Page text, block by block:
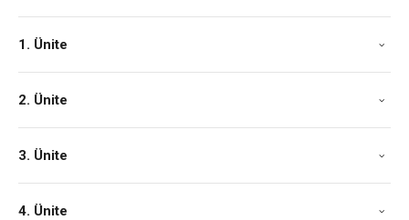
1. Ünite
2. Ünite
3. Ünite
4. Ünite